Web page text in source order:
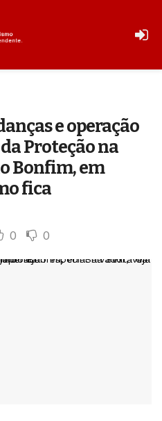
e operação
Proteção na
Bonfim, em
fica
0 0